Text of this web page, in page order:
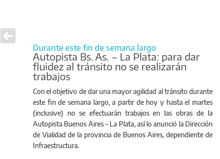
Durante este fin de semana largo
Autopista Bs. As. – La Plata: para dar
fluidez al tránsito no se realizarán
trabajos
Con el objetivo de dar una mayor agilidad al tránsito durante
este fin de semana largo, a partir de hoy y hasta el martes
(inclusive) no se efectuarán trabajos en las obras de la
Autopista Buenos Aires – La Plata, así lo anunció la Dirección
de Vialidad de la provincia de Buenos Aires, dependiente de
Infraestructura.